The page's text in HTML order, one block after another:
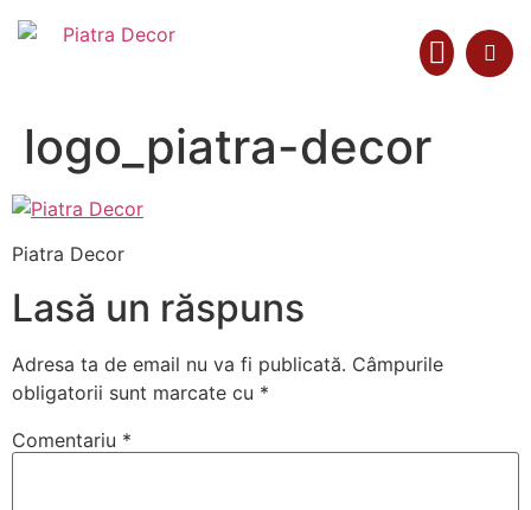
logo_piatra-decor
Piatra Decor
Lasă un răspuns
Adresa ta de email nu va fi publicată. Câmpurile
obligatorii sunt marcate cu *
Comentariu *